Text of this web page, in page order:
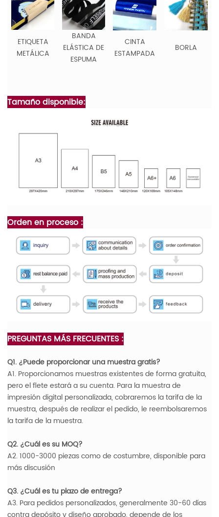
ETIQUETA
METÁLICA
BANDA
ELÁSTICA DE
ESPUMA
CINTA
ESTAMPADA
BORLA
Tamaño disponible:
Orden en proceso :
PREGUNTAS MÁS FRECUENTES :
Q1. ¿Puede proporcionar una muestra gratis?
A1. Proporcionamos muestras existentes de forma gratuita,
pero el flete estará a su cuenta. Para la muestra de
impresión digital personalizada, cobraremos la tarifa de la
muestra, después de realizar el pedido, le reembolsaremos
la tarifa de la muestra.
Q2. ¿Cuál es su MOQ?
A2. 1000-3000 piezas como de costumbre, disponible para
más discusión
Q3. ¿Cuál es tu plazo de entrega?
A3. Para pedidos personalizados, generalmente 30-60 días